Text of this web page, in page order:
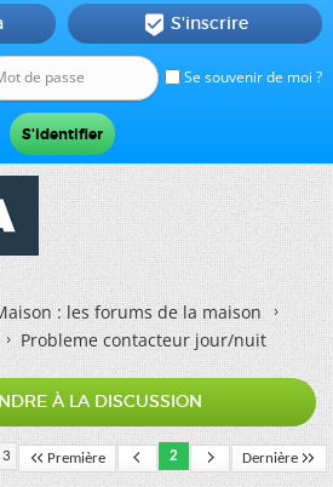
Se souvenir de moi ?
 S'inscrire
: les forums de la maison
Probleme contacteur jour/nuit
À LA DISCUSSION
3 Première 2 Dernière